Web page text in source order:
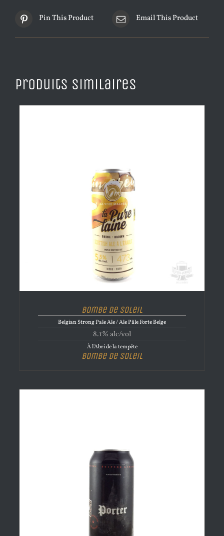
Pin This Product Email This Product
Produits similaires
Bombe de Soleil
Belgian Strong Pale Ale / Ale Pâle Forte Belge
8.1% alc/vol
À l'Abri de la tempête
Bombe de Soleil